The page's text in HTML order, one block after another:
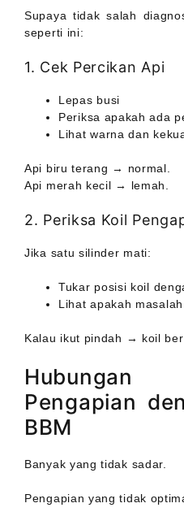
Supaya tidak salah
seperti ini:
1. Cek Percikan Api
Lepas busi
Periksa apakah ada
Lihat warna dan
Api biru terang → normal.
Api merah kecil → lemah.
2. Periksa Koil
Jika satu silinder mati:
Tukar posisi koil
Lihat apakah
Kalau ikut pindah → koil
Pengapian
BBM
Banyak yang tidak sadar.
Pengapian yang tidak